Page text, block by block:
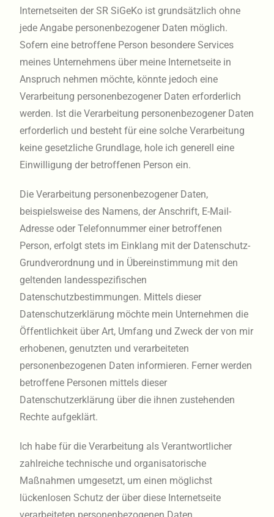
Internetseiten der SR SiGeKo ist grundsätzlich ohne
jede Angabe personenbezogener Daten möglich.
Sofern eine betroffene Person besondere Services
meines Unternehmens über meine Internetseite in
Anspruch nehmen möchte, könnte jedoch eine
Verarbeitung personenbezogener Daten erforderlich
werden. Ist die Verarbeitung personenbezogener Daten
erforderlich und besteht für eine solche Verarbeitung
keine gesetzliche Grundlage, hole ich generell eine
Einwilligung der betroffenen Person ein.
Die Verarbeitung personenbezogener Daten,
beispielsweise des Namens, der Anschrift, E-Mail-
Adresse oder Telefonnummer einer betroffenen
Person, erfolgt stets im Einklang mit der Datenschutz-
Grundverordnung und in Übereinstimmung mit den
geltenden landesspezifischen
Datenschutzbestimmungen. Mittels dieser
Datenschutzerklärung möchte mein Unternehmen die
Öffentlichkeit über Art, Umfang und Zweck der von mir
erhobenen, genutzten und verarbeiteten
personenbezogenen Daten informieren. Ferner werden
betroffene Personen mittels dieser
Datenschutzerklärung über die ihnen zustehenden
Rechte aufgeklärt.
Ich habe für die Verarbeitung als Verantwortlicher
zahlreiche technische und organisatorische
Maßnahmen umgesetzt, um einen möglichst
lückenlosen Schutz der über diese Internetseite